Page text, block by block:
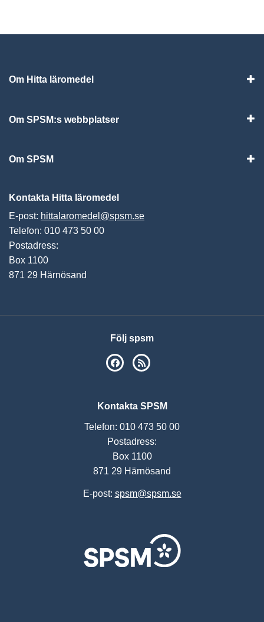
Om Hitta läromedel
Om SPSM:s webbplatser
Om SPSM
Kontakta Hitta läromedel
E-post: hittalaromedel@spsm.se
Telefon: 010 473 50 00
Postadress:
Box 1100
871 29 Härnösand
Följ spsm
SPSM på Facebook
Kontakta SPSM
Telefon: 010 473 50 00
Postadress:
Box 1100
871 29 Härnösand
E-post: spsm@spsm.se